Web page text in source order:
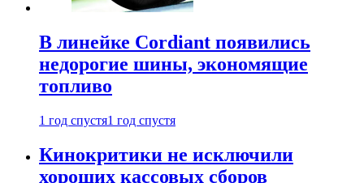
В линейке Cordiant появились
недорогие шины, экономящие
топливо
1 год спустя1 год спустя
Кинокритики не исключили
хороших кассовых сборов